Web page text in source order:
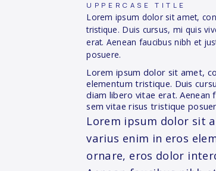
UPPERCASE TITLE
Lorem ipsum dolor sit amet,
tristique. Duis cursus, mi quis
erat. Aenean faucibus nibh et
posuere.
Lorem ipsum dolor sit amet,
elementum tristique. Duis
diam libero vitae erat.
sem vitae risus tristique
Lorem ipsum dolor sit
varius enim in eros
ornare, eros dolor